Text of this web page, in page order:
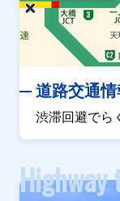
道路交通情
渋滞回避でら
Highway